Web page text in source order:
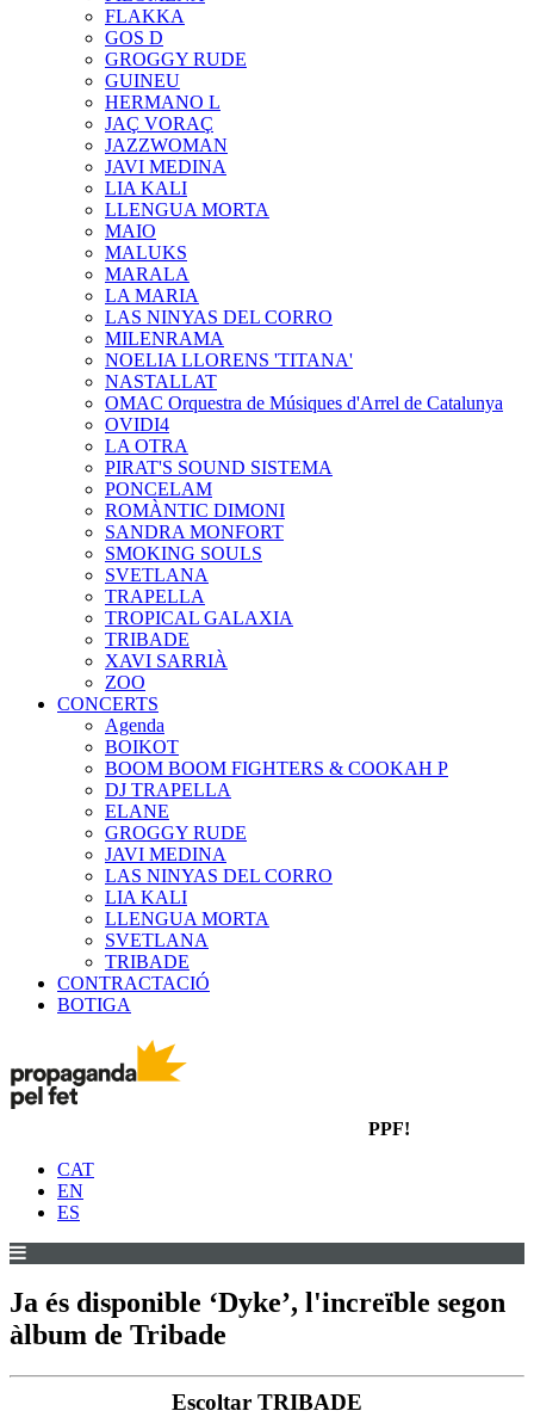
FLAKKA
GOS D
GROGGY RUDE
GUINEU
HERMANO L
JAÇ VORAÇ
JAZZWOMAN
JAVI MEDINA
LIA KALI
LLENGUA MORTA
MAIO
MALUKS
MARALA
LA MARIA
LAS NINYAS DEL CORRO
MILENRAMA
NOELIA LLORENS 'TITANA'
NASTALLAT
OMAC Orquestra de Músiques d'Arrel de Catalunya
OVIDI4
LA OTRA
PIRAT'S SOUND SISTEMA
PONCELAM
ROMÀNTIC DIMONI
SANDRA MONFORT
SMOKING SOULS
SVETLANA
TRAPELLA
TROPICAL GALAXIA
TRIBADE
XAVI SARRIÀ
ZOO
CONCERTS
Agenda
BOIKOT
BOOM BOOM FIGHTERS & COOKAH P
DJ TRAPELLA
ELANE
GROGGY RUDE
JAVI MEDINA
LAS NINYAS DEL CORRO
LIA KALI
LLENGUA MORTA
SVETLANA
TRIBADE
CONTRACTACIÓ
BOTIGA
PPF!
CAT
EN
ES
Ja és disponible ‘Dyke’, l'increïble segon
àlbum de Tribade
Escoltar TRIBADE